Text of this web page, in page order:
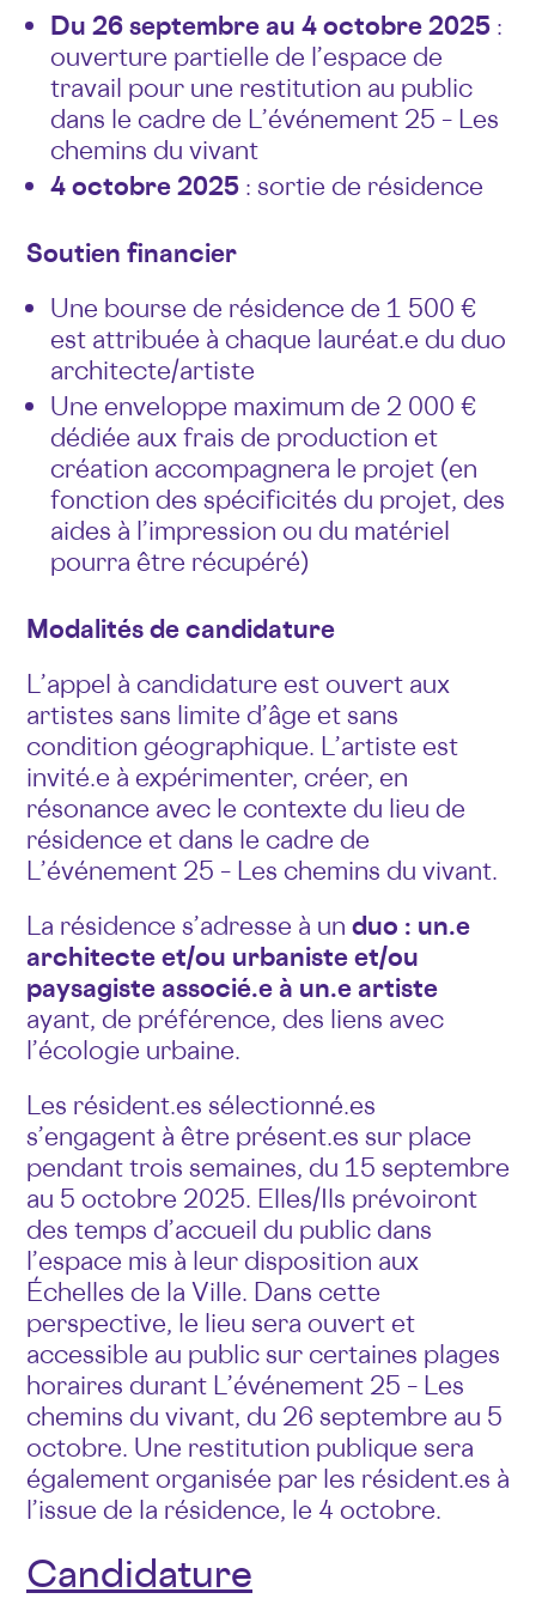
Du 26 septembre au 4 octobre 2025 :
ouverture partielle de l’espace de
travail pour une restitution au public
dans le cadre de L’événement 25 – Les
chemins du vivant
4 octobre 2025 : sortie de résidence
Soutien financier
Une bourse de résidence de 1 500 €
est attribuée à chaque lauréat.e du duo
architecte/artiste
Une enveloppe maximum de 2 000 €
dédiée aux frais de production et
création accompagnera le projet (en
fonction des spécificités du projet, des
aides à l’impression ou du matériel
pourra être récupéré)
Modalités de candidature
L’appel à candidature est ouvert aux
artistes sans limite d’âge et sans
condition géographique. L’artiste est
invité.e à expérimenter, créer, en
résonance avec le contexte du lieu de
résidence et dans le cadre de
L’événement 25 – Les chemins du vivant.
La résidence s’adresse à un duo : un.e
architecte et/ou urbaniste et/ou
paysagiste associé.e à un.e artiste
ayant, de préférence, des liens avec
l’écologie urbaine.
Les résident.es sélectionné.es
s’engagent à être présent.es sur place
pendant trois semaines, du 15 septembre
au 5 octobre 2025. Elles/Ils prévoiront
des temps d’accueil du public dans
l’espace mis à leur disposition aux
Échelles de la Ville. Dans cette
perspective, le lieu sera ouvert et
accessible au public sur certaines plages
horaires durant L’événement 25 – Les
chemins du vivant, du 26 septembre au 5
octobre. Une restitution publique sera
également organisée par les résident.es à
l’issue de la résidence, le 4 octobre.
Candidature